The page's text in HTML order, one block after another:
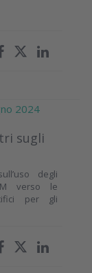
2024
sugli
degli
verso le
per gli